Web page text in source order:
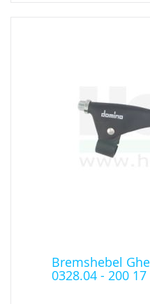
Bremshebel
0328.04 - 200 17